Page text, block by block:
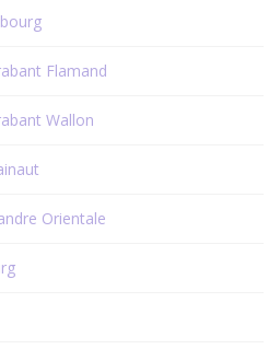
Flamand
Wallon
Orientale